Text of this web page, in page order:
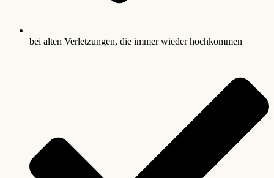
bei alten Verletzungen, die immer wieder hochkommen